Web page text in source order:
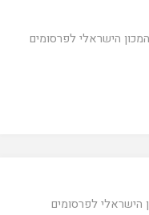
המכון הישראלי לפרסומים
הישראלי לפרסומים